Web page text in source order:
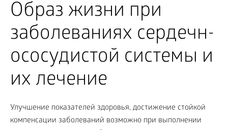
Образ жизни при
заболеваниях сердечн-
ососудистой системы и
их лечение
Улучшение показателей здоровья, достижение стойкой
компенсации заболеваний возможно при выполнении